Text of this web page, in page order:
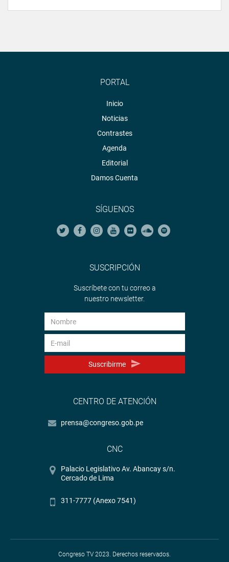
PORTAL
Inicio
Noticias
Contrastes
Agenda
Editorial
Damos Cuenta
SÍGUENOS
SUSCRIPCIÓN
Suscríbete con tu correo a
nuestro newsletter.
Suscribirme
CENTRO DE ATENCIÓN
prensa@congreso.gob.pe
CNC
Palacio Legislativo Av. Abancay s/n.
Cercado de Lima
311-7777 (Anexo 7541)
Congreso TV 2023. Derechos reservados.